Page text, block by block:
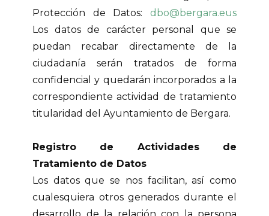
Protección de Datos: dbo@bergara.eus
Los datos de carácter personal que se
puedan recabar directamente de la
ciudadanía serán tratados de forma
confidencial y quedarán incorporados a la
correspondiente actividad de tratamiento
titularidad del Ayuntamiento de Bergara.
Registro de Actividades de
Tratamiento de Datos
Los datos que se nos facilitan, así como
cualesquiera otros generados durante el